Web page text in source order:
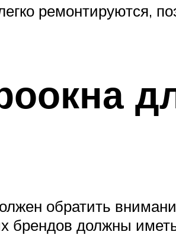
ремонтируются,
обратить
брендов должны